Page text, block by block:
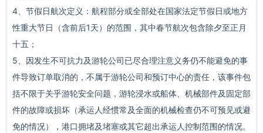
4、节假日航次定义：航程部分或全部处在国家法定节假日或地方
性重大节日（含前后1天）的范围，其中春节航次包含除夕至正月
十五；
5、因发生不可抗力及游轮公司已尽合理注意义务仍不能避免的事
件导致订单取消的，不属于游轮公司和预订中心的责任，该事件包
括不限于关乎游轮安全问题，游轮浸水或船体、机械部件及固定部
件的故障或损坏（承运人经惯常及全面的机械检查仍不可预见或避
免的情况），港口拥堵及堵塞或其它超出承运人控制范围的情况。